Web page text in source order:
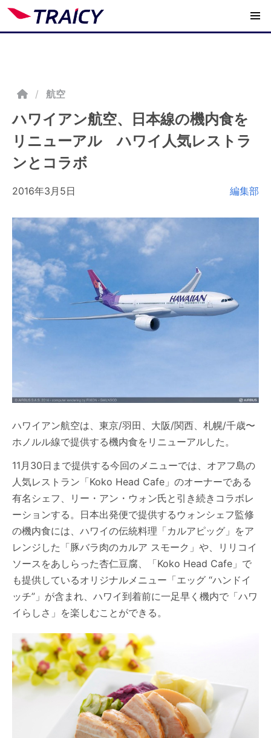
/ 航空
ハワイアン航空、日本線の機内食を
リニューアル ハワイ人気レストラ
ンとコラボ
2016年3月5日 編集部
ハワイアン航空は、東京/羽田、大阪/関西、札幌/千歳〜
ホノルル線で提供する機内食をリニューアルした。
11月30日まで提供する今回のメニューでは、オアフ島の
人気レストラン「Koko Head Cafe」のオーナーである
有名シェフ、リー・アン・ウォン氏と引き続きコラボレ
ーションする。日本出発便で提供するウォンシェフ監修
の機内食には、ハワイの伝統料理「カルアピッグ」をア
レンジした「豚バラ肉のカルア スモーク」や、リリコイ
ソースをあしらった杏仁豆腐、「Koko Head Cafe」で
も提供しているオリジナルメニュー「エッグ “ハンドイ
ッチ”」が含まれ、ハワイ到着前に一足早く機内で「ハワ
イらしさ」を楽しむことができる。